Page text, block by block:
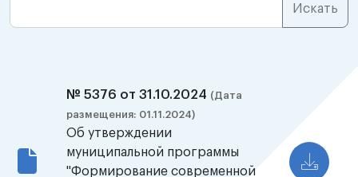
№ 5376 от 31.10.2024 (Дата
размещения: 01.11.2024)
Об утверждении
муниципальной программы
"Формирование современной